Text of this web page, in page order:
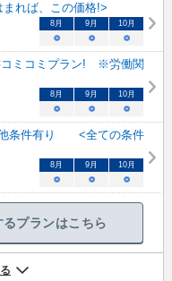
まれば、この価格!>
8月 9月 10月
○ ○ ○
コミコミプラン! ※労働関
8月 9月 10月
○ ○ ○
条件有り <全ての条件
8月 9月 10月
○ ○ ○
プランはこちら